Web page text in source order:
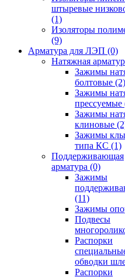
штыревые
(1)
Изоляторы
(9)
Арматура для ЛЭП (0)
Натяжная
Зажимы
болтовые (2)
Зажимы
прессуемые
Зажимы
клиновые
Зажимы
типа КС (1)
Поддерживающая
арматура (0)
Зажимы
(11)
Зажимы
Подвесы
Распорки
обводки
Распорки